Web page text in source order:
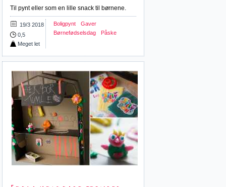
Til pynt eller som en lille snack til børnene.
19/3 2018
0,5
Meget let
Boligpynt
Gaver
Børnefødselsdag
Påske